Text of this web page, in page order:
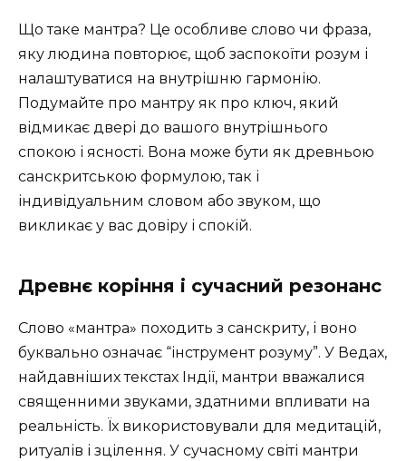
Що таке мантра? Це особливе слово чи фраза,
яку людина повторює, щоб заспокоїти розум і
налаштуватися на внутрішню гармонію.
Подумайте про мантру як про ключ, який
відмикає двері до вашого внутрішнього
спокою і ясності. Вона може бути як древньою
санскритською формулою, так і
індивідуальним словом або звуком, що
викликає у вас довіру і спокій.
Древнє коріння і сучасний резонанс
Слово «мантра» походить з санскриту, і воно
буквально означає “інструмент розуму”. У Ведах,
найдавніших текстах Індії, мантри вважалися
священними звуками, здатними впливати на
реальність. Їх використовували для медитацій,
ритуалів і зцілення. У сучасному світі мантри